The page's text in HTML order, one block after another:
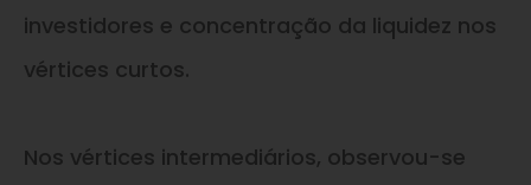
investidores e concentração da liquidez nos
vértices curtos.
Nos vértices intermediários, observou-se